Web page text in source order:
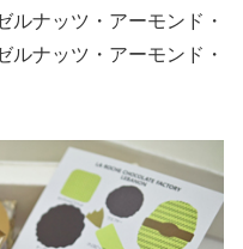
ルナッツ・アーモンド・
ルナッツ・アーモンド・